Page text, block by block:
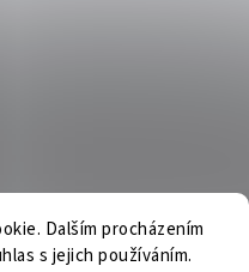
Dalším procházením
s jejich používáním.